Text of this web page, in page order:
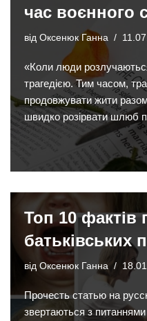
час воєнного
від Оксенюк Ганна
«Коли люди
трагедією. Тим часом,
продовжувати жити
швидко розірвати шлюб
Топ 10 фактів
батьківських
від Оксенюк Ганна
Прочесть статью на
звертаються з